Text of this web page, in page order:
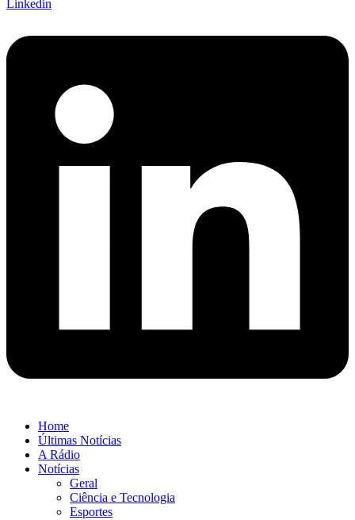
Linkedin
Home
Últimas Notícias
A Rádio
Notícias
Geral
Ciência e Tecnologia
Esportes